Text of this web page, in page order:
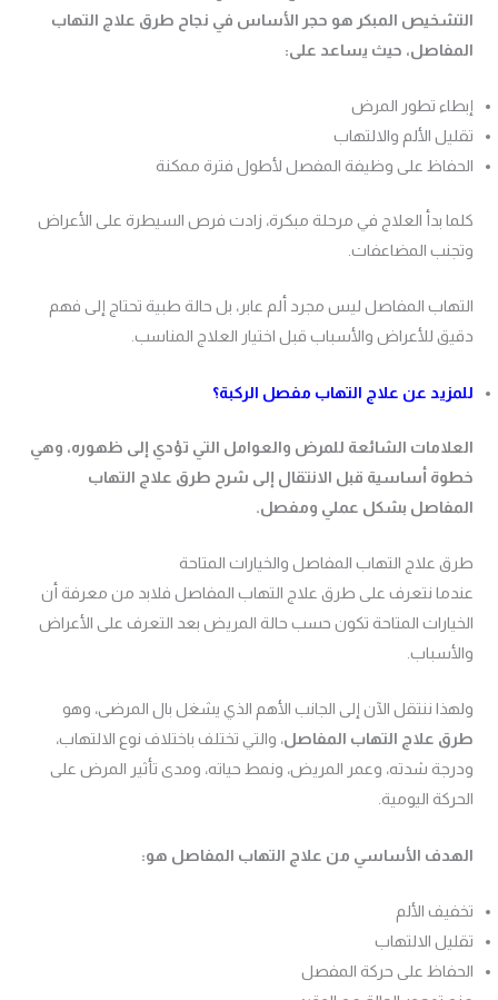
التشخيص المبكر هو حجر الأساس في نجاح طرق علاج التهاب
المفاصل، حيث يساعد على:
إبطاء تطور المرض
تقليل الألم والالتهاب
الحفاظ على وظيفة المفصل لأطول فترة ممكنة
كلما بدأ العلاج في مرحلة مبكرة، زادت فرص السيطرة على الأعراض
وتجنب المضاعفات.
التهاب المفاصل ليس مجرد ألم عابر، بل حالة طبية تحتاج إلى فهم
دقيق للأعراض والأسباب قبل اختيار العلاج المناسب.
للمزيد عن علاج التهاب مفصل الركبة؟
العلامات الشائعة للمرض والعوامل التي تؤدي إلى ظهوره، وهي
خطوة أساسية قبل الانتقال إلى شرح طرق علاج التهاب
المفاصل بشكل عملي ومفصل.
طرق علاج التهاب المفاصل والخيارات المتاحة
عندما نتعرف على طرق علاج التهاب المفاصل فلابد من معرفة أن
الخيارات المتاحة تكون حسب حالة المريض بعد التعرف على الأعراض
والأسباب.
ولهذا ننتقل الآن إلى الجانب الأهم الذي يشغل بال المرضى، وهو
طرق علاج التهاب المفاصل، والتي تختلف باختلاف نوع الالتهاب،
ودرجة شدته، وعمر المريض، ونمط حياته، ومدى تأثير المرض على
الحركة اليومية.
الهدف الأساسي من علاج التهاب المفاصل هو:
تخفيف الألم
تقليل الالتهاب
الحفاظ على حركة المفصل